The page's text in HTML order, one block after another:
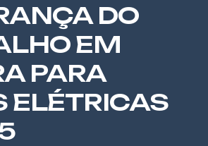
DO
EM
PARA
ELÉTRICAS